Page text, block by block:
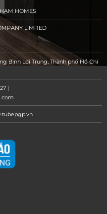
HOMES
LIMITED
Bình Lợi Trung, Thành phố Hồ Chí
|